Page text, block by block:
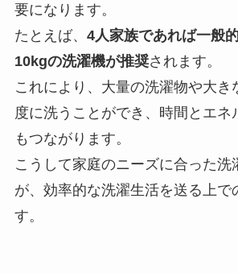
要になります。
たとえば、 4人家族であれば一般
10kgの洗濯機が推奨されます。
これにより、大量の洗濯物や大き
度に洗うことができ、時間とエネ
もつながります。
こうして家庭のニーズに合った洗
が、効率的な洗濯生活を送る上で
す。